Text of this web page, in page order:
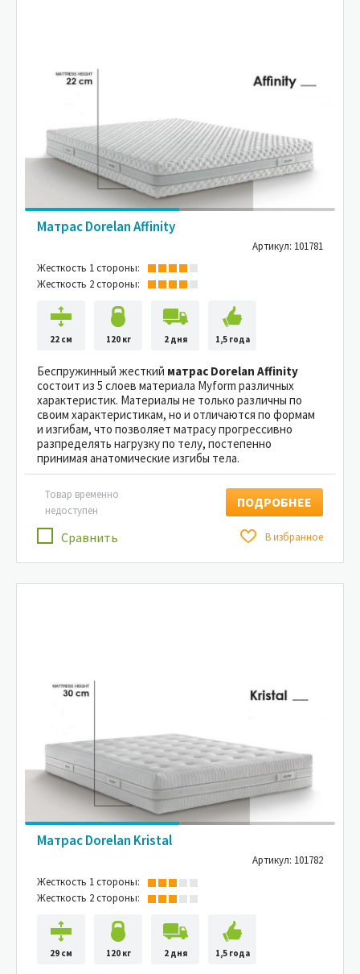
Матрас Dorelan Affinity
Артикул: 101781
Жесткость 1 стороны:
Жесткость 2 стороны:
22 см 120 кг 2 дня 1,5 года
Беспружинный жесткий матрас Dorelan Affinity
состоит из 5 слоев материала Myform различных
характеристик. Материалы не только различны по
своим характеристикам, но и отличаются по формам
и изгибам, что позволяет матрасу прогрессивно
разпределять нагрузку по телу, постепенно
принимая анатомические изгибы тела.
Сравнить В избранное
Товар временно
недоступен
ПОДРОБНЕЕ
Матрас Dorelan Kristal
Артикул: 101782
Жесткость 1 стороны:
Жесткость 2 стороны:
29 см 120 кг 2 дня 1,5 года